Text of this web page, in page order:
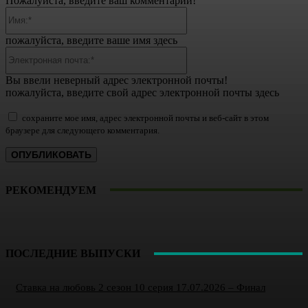
пожалуйста, введите ваше имя здесь
Вы ввели неверный адрес электронной почты!
пожалуйста, введите свой адрес электронной почты здесь
сохраните мое имя, адрес электронной почты и веб-сайт в этом
браузере для следующего комментария.
РЕКОМЕНДУЕМ
ПОСЛЕДНИЕ ВЫПУСКИ
Ставка на любовь 2 сезон 10 серия 17.07.2026 – Финал